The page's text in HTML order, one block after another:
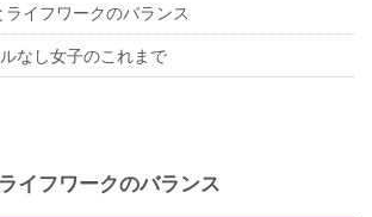
ライフワークのバランス
なし女子のこれまで
イフワークのバランス